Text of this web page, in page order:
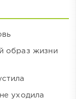
образ жизни
уходила